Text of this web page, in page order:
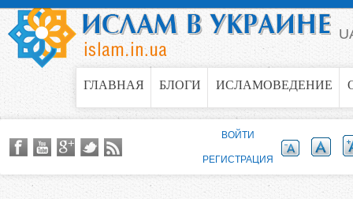
Jump to navigation
ГЛАВНАЯ БЛОГИ ИСЛАМОВЕДЕНИЕ
ВОЙТИ
РЕГИСТРАЦИЯ